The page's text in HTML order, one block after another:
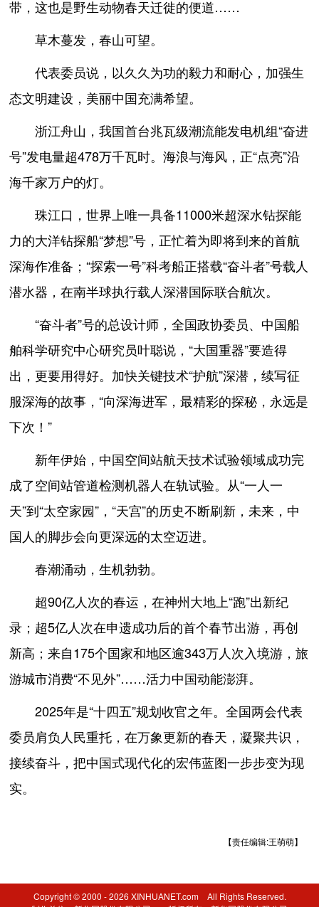
带，这也是野生动物春天迁徙的便道……
草木蔓发，春山可望。
代表委员说，以久久为功的毅力和耐心，加强生
态文明建设，美丽中国充满希望。
浙江舟山，我国首台兆瓦级潮流能发电机组“奋进
号”发电量超478万千瓦时。海浪与海风，正“点亮”沿
海千家万户的灯。
珠江口，世界上唯一具备11000米超深水钻探能
力的大洋钻探船“梦想”号，正忙着为即将到来的首航
深海作准备；“探索一号”科考船正搭载“奋斗者”号载人
潜水器，在南半球执行载人深潜国际联合航次。
“奋斗者”号的总设计师，全国政协委员、中国船
舶科学研究中心研究员叶聪说，“大国重器”要造得
出，更要用得好。加快关键技术“护航”深潜，续写征
服深海的故事，“向深海进军，最精彩的探秘，永远是
下次！”
新年伊始，中国空间站航天技术试验领域成功完
成了空间站管道检测机器人在轨试验。从“一人一
天”到“太空家园”，“天宫”的历史不断刷新，未来，中
国人的脚步会向更深远的太空迈进。
春潮涌动，生机勃勃。
超90亿人次的春运，在神州大地上“跑”出新纪
录；超5亿人次在申遗成功后的首个春节出游，再创
新高；来自175个国家和地区逾343万人次入境游，旅
游城市消费“不见外”……活力中国动能澎湃。
2025年是“十四五”规划收官之年。全国两会代表
委员肩负人民重托，在万象更新的春天，凝聚共识，
接续奋斗，把中国式现代化的宏伟蓝图一步步变为现
实。
【责任编辑:王萌萌】
Copyright © 2000 - 2026 XINHUANET.com All Rights Reserved.